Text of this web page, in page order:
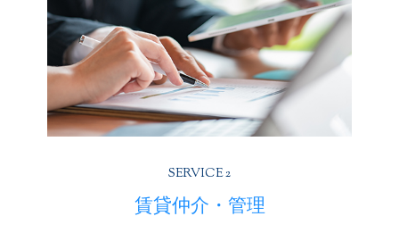
SERVICE 2
賃貸仲介・管理